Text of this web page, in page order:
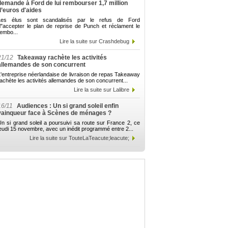
à Ford de lui rembourser 1,7 million
d'aides
élus sont scandalisés par le refus de Ford
le plan de reprise de Punch et réclament le
Lire la suite sur Crashdebug
12 Takeaway rachète les activités
de son concurrent
néerlandaise de livraison de repas Takeaway
les activités allemandes de son concurrent...
Lire la suite sur Lalibre
11
Audiences : Un si grand soleil enfin
face à Scènes de ménages ?
si grand soleil a poursuivi sa route sur France 2, ce
15 novembre, avec un inédit programmé entre 2...
Lire la suite sur TouteLaTeacute;leacute;